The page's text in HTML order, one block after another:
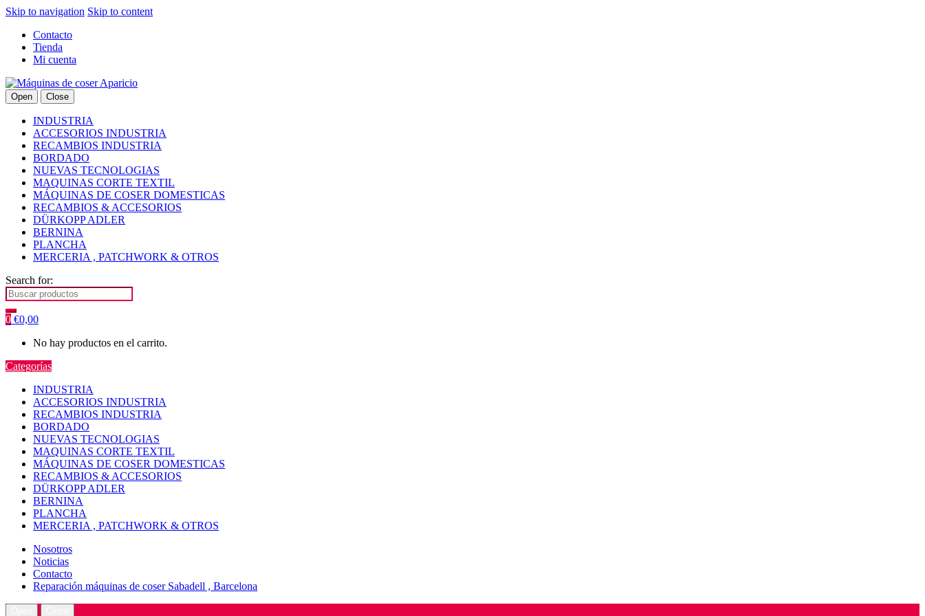
Skip to navigation Skip to content
Contacto
Tienda
Mi cuenta
Open Close
INDUSTRIA
ACCESORIOS INDUSTRIA
RECAMBIOS INDUSTRIA
BORDADO
NUEVAS TECNOLOGIAS
MAQUINAS CORTE TEXTIL
MÁQUINAS DE COSER DOMESTICAS
RECAMBIOS & ACCESORIOS
DÜRKOPP ADLER
BERNINA
PLANCHA
MERCERIA , PATCHWORK & OTROS
Search for:
0 €0,00
No hay productos en el carrito.
Categorías
INDUSTRIA
ACCESORIOS INDUSTRIA
RECAMBIOS INDUSTRIA
BORDADO
NUEVAS TECNOLOGIAS
MAQUINAS CORTE TEXTIL
MÁQUINAS DE COSER DOMESTICAS
RECAMBIOS & ACCESORIOS
DÜRKOPP ADLER
BERNINA
PLANCHA
MERCERIA , PATCHWORK & OTROS
Nosotros
Noticias
Contacto
Reparación máquinas de coser Sabadell , Barcelona